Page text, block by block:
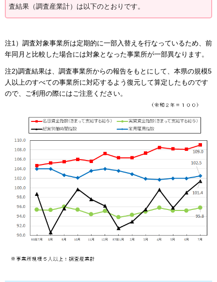
査結果（調査産業計）は以下のとおりです。
注1）調査対象事業所は定期的に一部入替えを行なっているため、前
年同月と比較した場合には対象となった事業所が一部異なります。
注2)調査結果は、調査事業所からの報告をもとにして、本県の規模5
人以上のすべての事業所に対応するよう復元して算定したものです
ので、ご利用の際にはご注意ください。